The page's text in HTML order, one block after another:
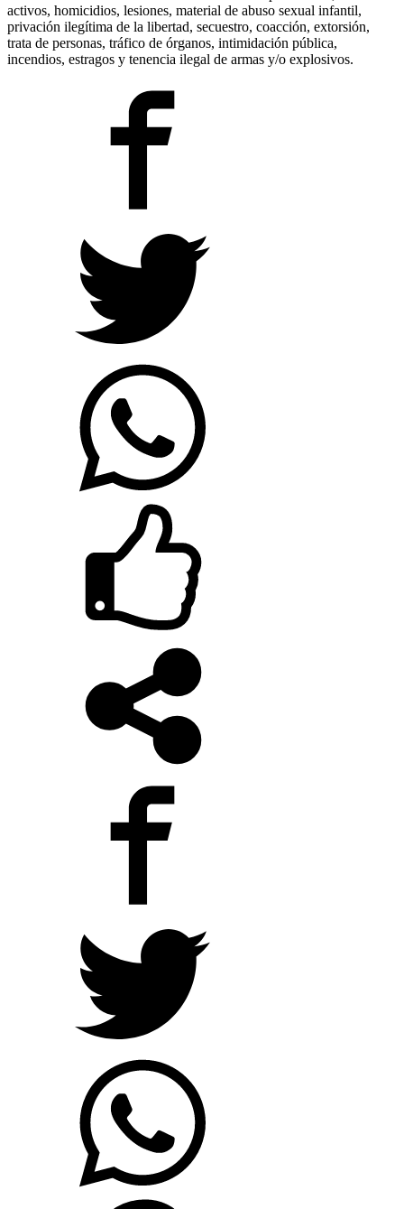
activos, homicidios, lesiones, material de abuso sexual infantil,
privación ilegítima de la libertad, secuestro, coacción, extorsión,
trata de personas, tráfico de órganos, intimidación pública,
incendios, estragos y tenencia ilegal de armas y/o explosivos.